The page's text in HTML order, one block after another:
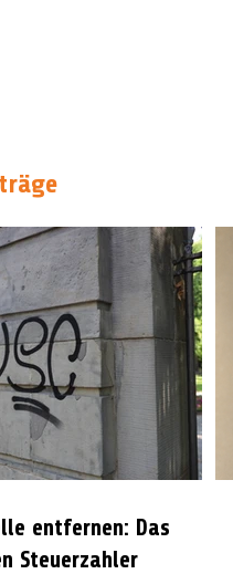
entfernen: Das
Steuerzahler